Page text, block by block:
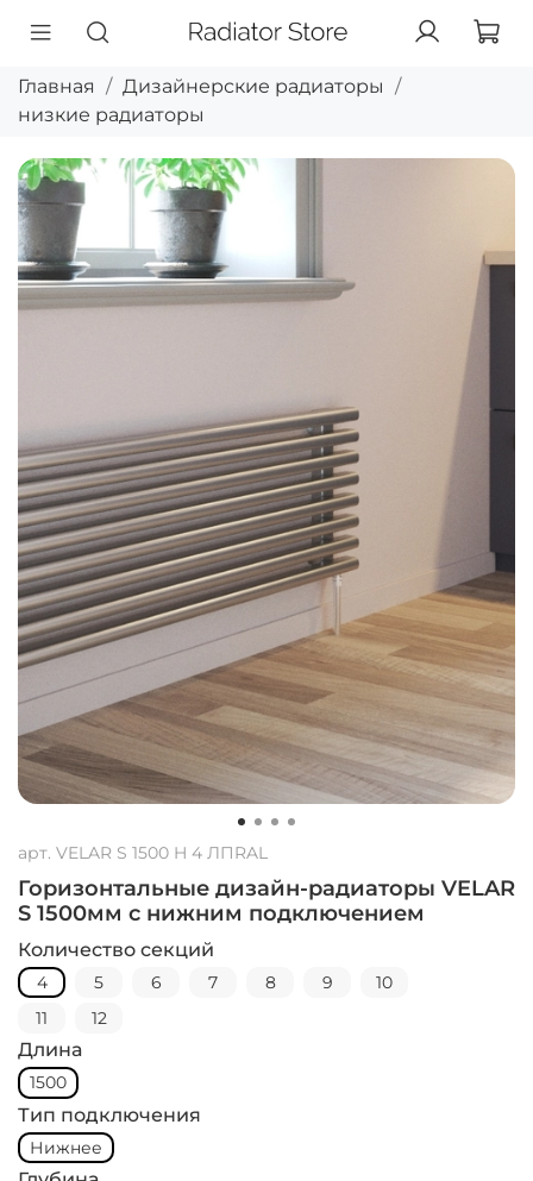
Главная
Дизайнерские радиаторы
низкие радиаторы
арт. VELAR S 1500 H 4 ЛПRAL
Горизонтальные дизайн-радиаторы VELAR
S 1500мм с нижним подключением
Количество секций
4 5 6 7 8 9
10
11
12
Длина
1500
Тип подключения
Нижнее